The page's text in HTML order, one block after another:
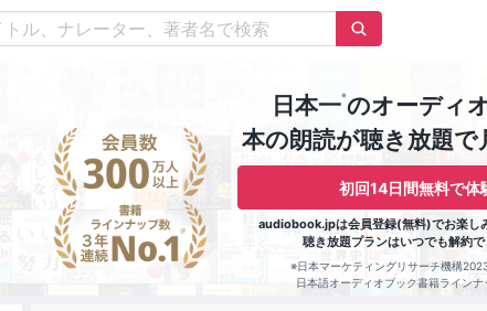
日本一※のオーディ
本の朗読が聴き放題で
初回14日間無料で体
audiobook.jpは会員登録(無料)でお楽し
聴き放題プランはいつでも解約で
※日本マーケティングリサーチ機構
日本語オーディオブック書籍ラインナ